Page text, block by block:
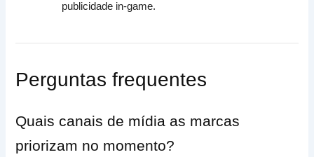
publicidade in-game.
Perguntas frequentes
Quais canais de mídia as marcas
priorizam no momento?